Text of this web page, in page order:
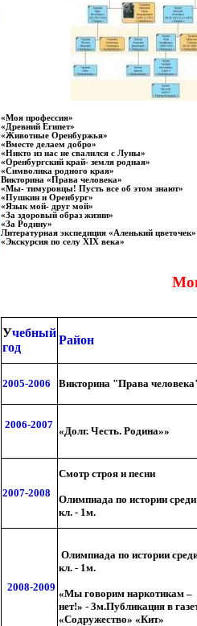
«Моя профессия»
«Древний Египет»
«Животные Оренбуржья»
«Вместе делаем добро»
«Никто из нас не свалился с Луны»
«Оренбургский край- земля родная»
«Символика родного края»
Викторина «Права человека»
«Мы- тимуровцы! Пусть все об этом знают»
«Пушкин и Оренбург»
«Язык мой- друг мой»
«За здоровый образ жизни»
«За Родину»
Литературная экспедиция «Аленький цветочек»
«Экскурсия по селу XIX века»
Учебный
год
Район
2005-2006 Викторина "Права
2006-2007
«Долг. Честь. Родина»»
2007-2008
Смотр строя и песни
Олимпиада по истории
кл. - 1м.
2008-2009
Олимпиада по истории
кл. - 1м.
«Мы говорим наркотикам –
нет!» - 3м.Публикация в
«Содружество» «Кит»